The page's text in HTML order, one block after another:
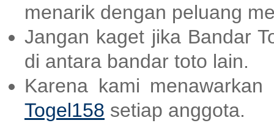
menarik dengan peluang
Jangan kaget jika Bandar
di antara bandar toto lain.
Karena kami
Togel158 setiap anggota.